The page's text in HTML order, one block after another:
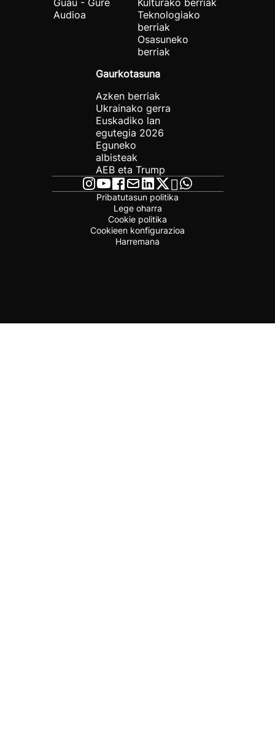
Guau - Gure
Audioa
Kulturako berriak
Teknologiako
berriak
Osasuneko
berriak
Gaurkotasuna
Azken berriak
Ukrainako gerra
Euskadiko lan
egutegia 2026
Eguneko
albisteak
AEB eta Trump
Pribatutasun politika
Lege oharra
Cookie politika
Cookieen konfigurazioa
Harremana